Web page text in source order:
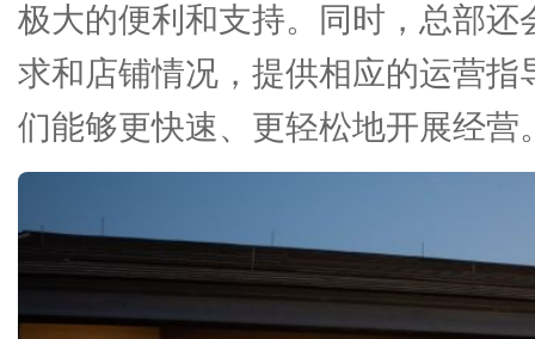
极大的便利和支持。同时，总部还
求和店铺情况，提供相应的运营指
们能够更快速、更轻松地开展经营